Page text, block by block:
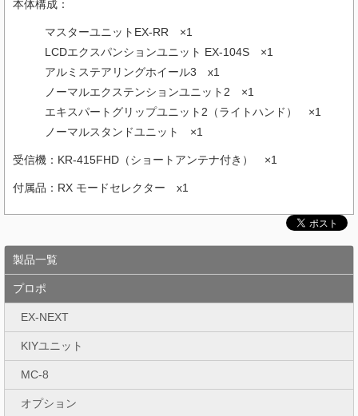
本体構成：
マスターユニットEX-RR ×1
LCDエクスパンションユニット EX-104S ×1
アルミステアリングホイール3 x1
ノーマルエクステンションユニット2 ×1
エキスパートグリップユニット2（ライトハンド） ×1
ノーマルスタンドユニット ×1
受信機：KR-415FHD（ショートアンテナ付き） ×1
付属品：RX モードセレクター x1
製品一覧
プロポ
EX-NEXT
KIYユニット
MC-8
オプション